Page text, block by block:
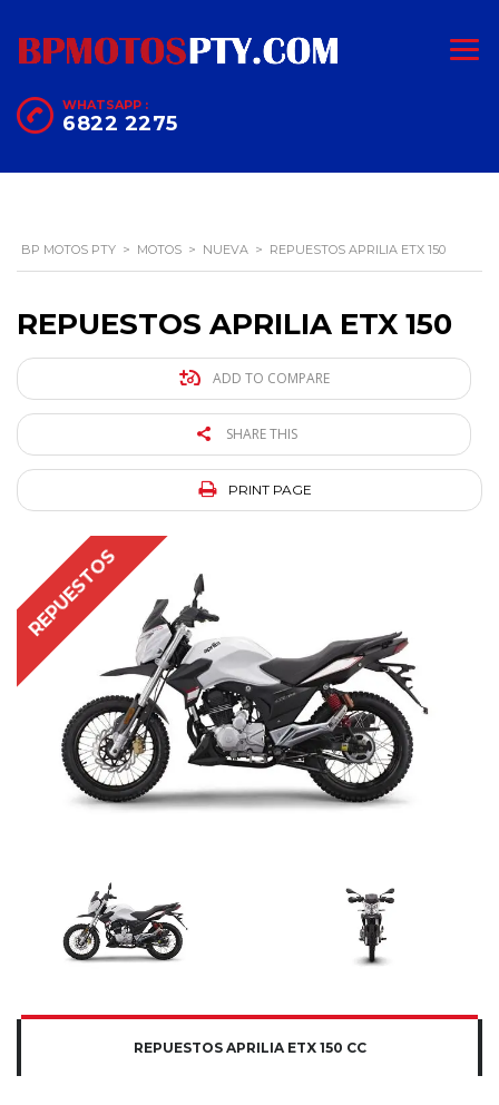
WHATSAPP :
6822 2275
BP MOTOS PTY > MOTOS > NUEVA > REPUESTOS APRILIA ETX 150
REPUESTOS APRILIA ETX 150
ADD TO COMPARE
SHARE THIS
PRINT PAGE
REPUESTOS
REPUESTOS APRILIA ETX 150 CC